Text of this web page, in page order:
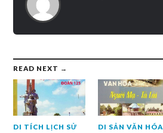
READ NEXT →
DI TÍCH LỊCH SỬ DI SẢN VĂN HÓA